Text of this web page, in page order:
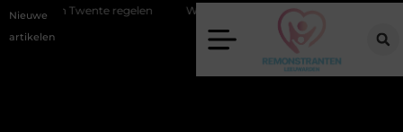
Nieuwe
artikelen
regelen Wat zero-click search betekent voor de toekomst van